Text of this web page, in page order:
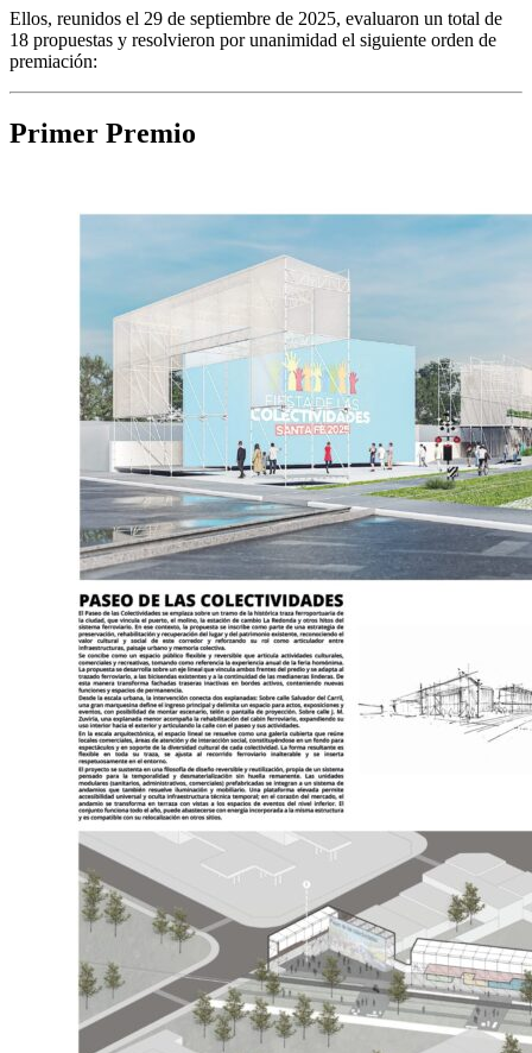
Ellos, reunidos el 29 de septiembre de 2025, evaluaron un total de
18 propuestas y resolvieron por unanimidad el siguiente orden de
premiación:
Primer Premio